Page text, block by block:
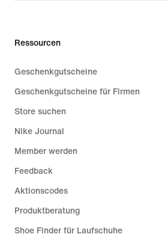
99,99 €
Ressourcen
Geschenkgutscheine
Geschenkgutscheine für Firmen
Store suchen
Nike Journal
Member werden
Feedback
Aktionscodes
Produktberatung
Shoe Finder für Laufschuhe